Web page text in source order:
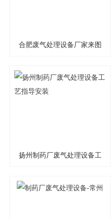
合肥废气处理设备厂家来图
扬州制药厂废气处理设备工